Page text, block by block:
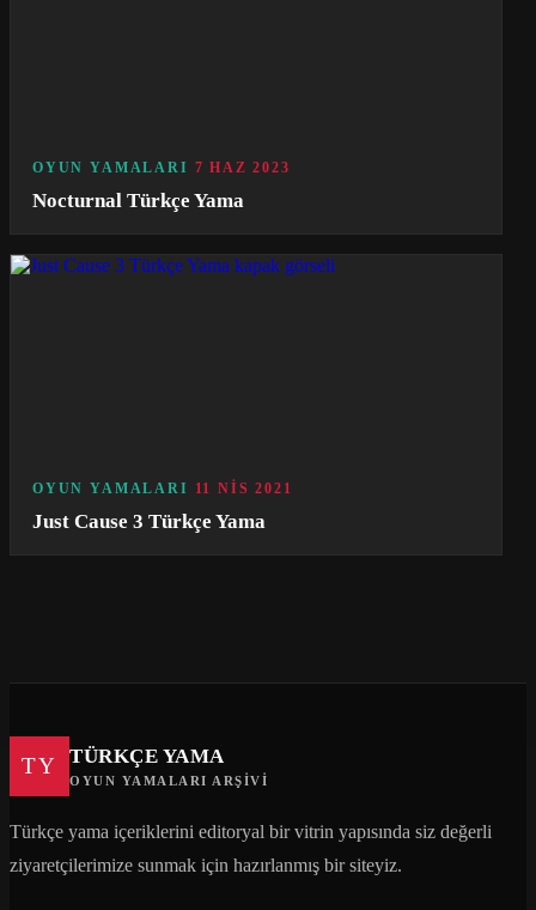
OYUN YAMALARI 7 HAZ 2023
Nocturnal Türkçe Yama
OYUN YAMALARI 11 NIS 2021
Just Cause 3 Türkçe Yama
TY TÜRKÇE YAMA
OYUN YAMALARI ARŞIVI
Türkçe yama içeriklerini editoryal bir vitrin yapısında siz değerli
ziyaretçilerimize sunmak için hazırlanmış bir siteyiz.